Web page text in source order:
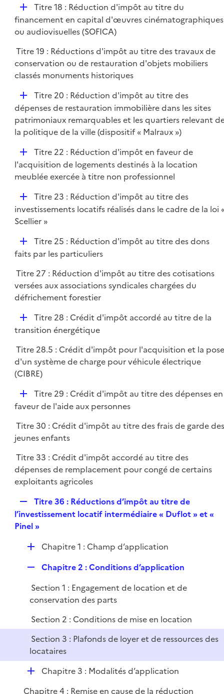
i
e
D
é
p
i
e
r
Titre 18 : Réduction d'impôt au titre du
financement en capital d'œuvres cinématographiques
ou audiovisuelles (SOFICA)
Titre 19 : Réductions d'impôt au titre des travaux de
conservation ou de restauration d'objets mobiliers
classés monuments historiques
D
é
p
l
r
Titre 20 : Réduction d'impôt au titre des
dépenses de restauration immobilière dans les sites
patrimoniaux remarquables et les quartiers relevant
la politique de la ville (dispositif « Malraux »)
D
é
p
e
r
Titre 22 : Réduction d'impôt en faveur de
l'acquisition de logements destinés à la location
meublée exercée à titre non professionnel
D
é
p
e
Titre 23 : Réduction d'impôt au titre des
investissements locatifs réalisés dans le cadre de la loi
Scellier »
D
é
l
i
e
Titre 25 : Réduction d'impôt au titre des dons
faits par les particuliers
Titre 27 : Réduction d'impôt au titre des cotisations
versées aux associations syndicales chargées du
défrichement forestier
D
é
l
i
e
Titre 28 : Crédit d'impôt accordé au titre de la
transition énergétique
Titre 28.5 : Crédit d'impôt pour l'acquisition et la
d'un système de charge pour véhicule électrique
(CIBRE)
D
é
l
i
e
r
Titre 29 : Crédit d'impôt au titre des dépenses en
faveur de l'aide aux personnes
Titre 30 : Crédit d'impôt au titre des frais de garde
jeunes enfants
Titre 33 : Crédit d'impôt accordé au titre des
dépenses de remplacement pour congé de certains
exploitants agricoles
e
p
i
Titre 36 : Réductions d’impôt au titre de
l’investissement locatif intermédiaire « Duflot » et «
Pinel »
D
p
i
e
r
Chapitre 1 : Champ d’application
p
l
e
r
Chapitre 2 : Conditions d’application
Section 1 : Engagement de location et de
conservation des parts
Section 2 : Conditions de mise en location
Section 3 : Plafonds de loyer et de ressources des
locataires
DChapitre 3 : Modalités d’application
Chapitre 4 : Remise en cause de la réduction